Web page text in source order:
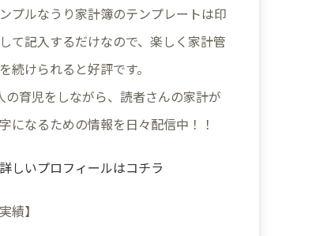
プルなうり家計簿のテンプレートは印
て記入するだけなので、楽しく家計管
続けられると好評です。
の育児をしながら、読者さんの家計が
になるための情報を日々配信中！！
しいプロフィールはコチラ
実績】